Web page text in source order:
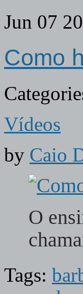
Jun 07
Como
Vídeos
by Caio
O
Tags: